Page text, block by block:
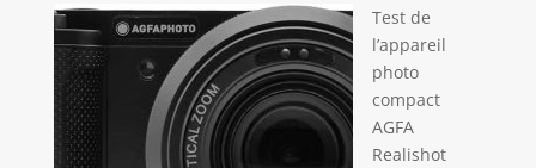
Test de
l’appareil
photo
compact
AGFA
Realishot